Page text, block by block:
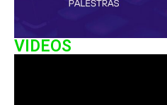
VIDEOS